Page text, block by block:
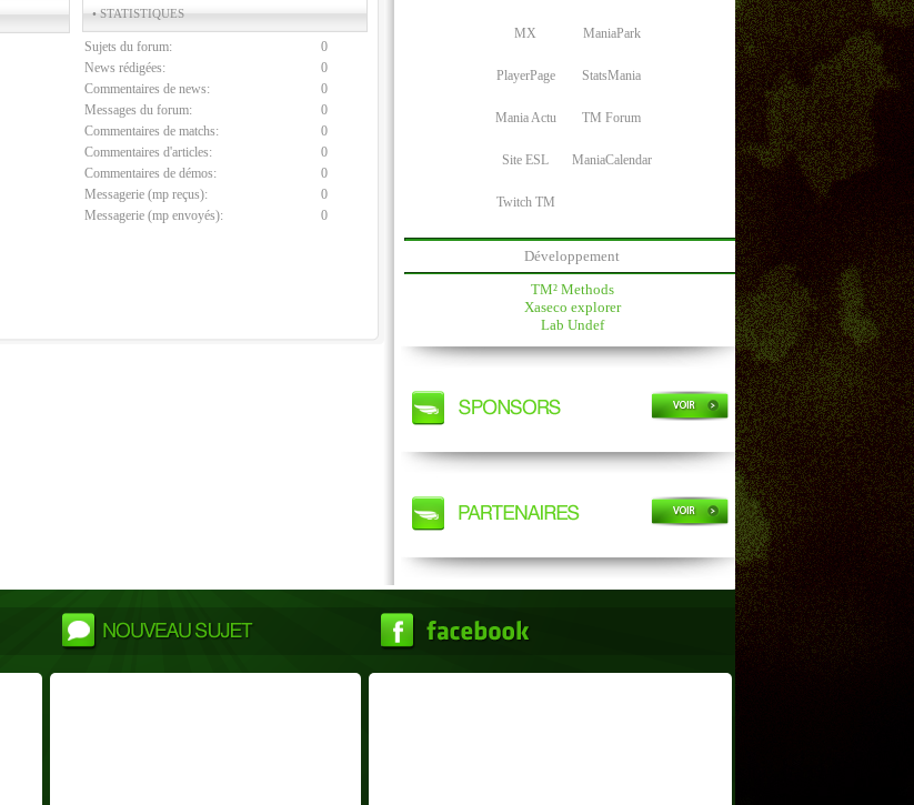
• STATISTIQUES
Sujets du forum:
0
News rédigées:
0
Commentaires de news:
0
Messages du forum:
0
Commentaires de matchs:
0
Commentaires d'articles:
0
Commentaires de démos:
0
Messagerie (mp reçus):
0
Messagerie (mp envoyés):
0
MX ManiaPark
PlayerPage StatsMania
Mania Actu TM Forum
Site ESL ManiaCalendar
Twitch TM
Développement
TM² Methods
Xaseco explorer
Lab Undef